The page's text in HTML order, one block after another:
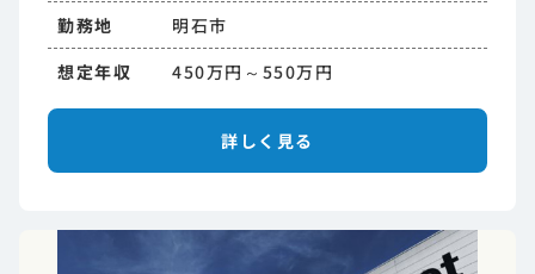
勤務地
明石市
想定年収
450万円～550万円
詳しく見る